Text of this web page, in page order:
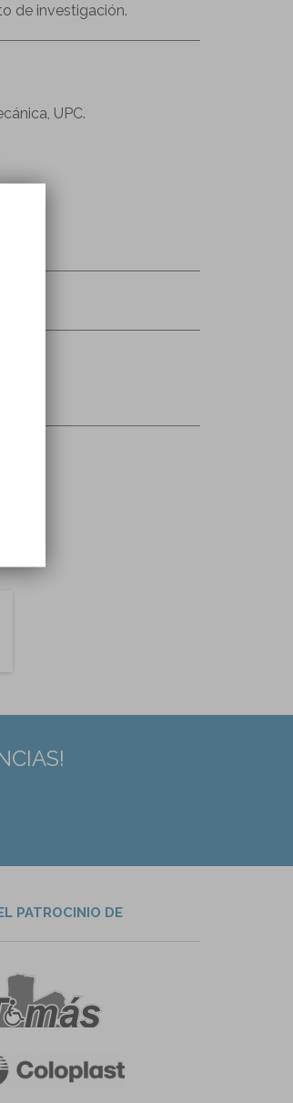
de investigación.
UPC.
PATROCINIO DE